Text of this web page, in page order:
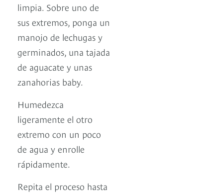
limpia. Sobre uno de
sus extremos, ponga un
manojo de lechugas y
germinados, una tajada
de aguacate y unas
zanahorias baby.
Humedezca
ligeramente el otro
extremo con un poco
de agua y enrolle
rápidamente.
Repita el proceso hasta